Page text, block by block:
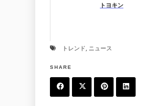
トヨキン
トレンド, ニュース
SHARE